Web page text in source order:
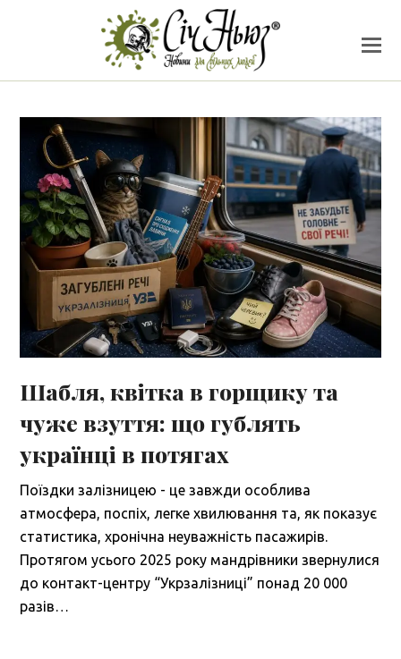
Шабля, квітка в горщику та
чуже взуття: що гублять
українці в потягах
Поїздки залізницею - це завжди особлива
атмосфера, поспіх, легке хвилювання та, як показує
статистика, хронічна неуважність пасажирів.
Протягом усього 2025 року мандрівники звернулися
до контакт-центру “Укрзалізниці” понад 20 000
разів…